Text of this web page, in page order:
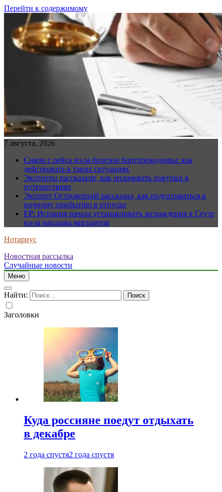
Перейти к содержимому
7 августа, 2026
Сняли с рейса из-за болезни бортпроводника: как
действовать в таких ситуациях
Эксперты рассказали, как оплачивать покупки в
путешествиях
Эксперт Островерхий рассказал, как подготовиться к
ночному прибытию в отпуске
EP: Испания начала устанавливать заграждения в Сеуте
из-за наплыва мигрантов
Нотариус
Новостная рассылка
Случайные новости
Меню
Найти:
Заголовки
Куда россияне поедут отдыхать
в декабре
2 года спустя2 года спустя